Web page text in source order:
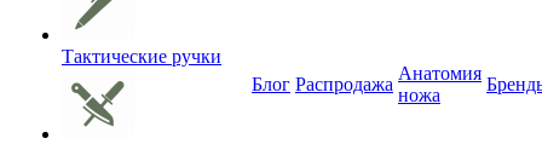
Тактические ручки
Блог Распродажа
Анатомия
ножа